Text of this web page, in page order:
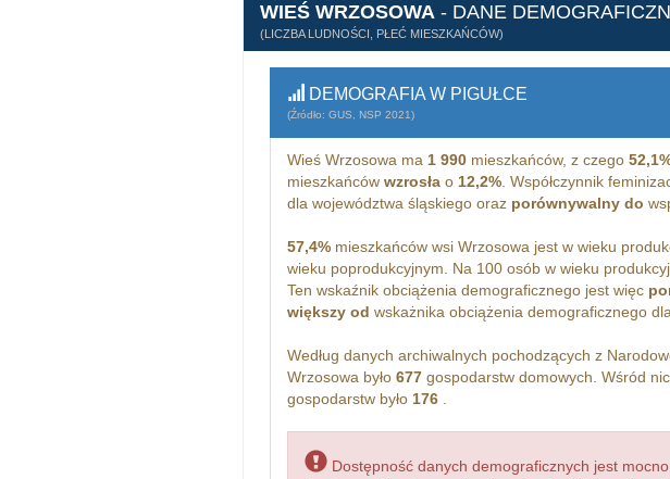
WIEŚ WRZOSOWA - DANE
(LICZBA LUDNOŚCI, PŁEĆ MIESZKAŃCÓW)
DEMOGRAFIA W PIGUŁCE
(Źródło: GUS, NSP 2021)
Wieś Wrzosowa ma 1 990mieszkańców, z czego
mieszkańców wzrosłao 12,2%. Współczynnik
dla województwa śląskiego oraz porównywalny do
57,4%mieszkańców wsi Wrzosowa jest w wieku
wieku poprodukcyjnym. Na 100 osób w wieku
Ten wskaźnik obciążenia demograficznego jest więc
większy od wskażnika obciążenia demograficznego
Według danych archiwalnych pochodzących z
Wrzosowa było 677gospodarstw domowych. Wśród
gospodarstw było 176.
Dostępność danych demograficznych jest